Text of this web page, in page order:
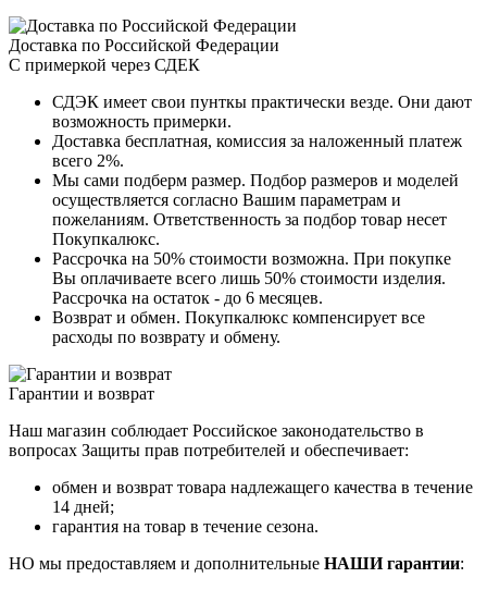
Доставка по Российской Федерации
С примеркой через СДЕК
СДЭК имеет свои пунткы практически везде. Они дают
возможность примерки.
Доставка бесплатная, комиссия за наложенный платеж
всего 2%.
Мы сами подберм размер. Подбор размеров и моделей
осуществляется согласно Вашим параметрам и
пожеланиям. Ответственность за подбор товар несет
Покупкалюкс.
Рассрочка на 50% стоимости возможна. При покупке
Вы оплачиваете всего лишь 50% стоимости изделия.
Рассрочка на остаток - до 6 месяцев.
Возврат и обмен. Покупкалюкс компенсирует все
расходы по возврату и обмену.
Гарантии и возврат
Наш магазин соблюдает Российское законодательство в
вопросах Защиты прав потребителей и обеспечивает:
обмен и возврат товара надлежащего качества в течение
14 дней;
гарантия на товар в течение сезона.
НО мы предоставляем и дополнительные НАШИ гарантии: